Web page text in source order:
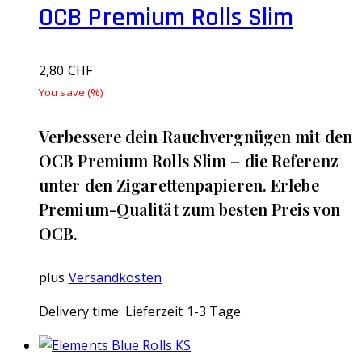
OCB Premium Rolls Slim
2,80 CHF
You save (%)
Verbessere dein Rauchvergnügen mit den
OCB Premium Rolls Slim – die Referenz
unter den Zigarettenpapieren. Erlebe
Premium-Qualität zum besten Preis von
OCB.
plus Versandkosten
Delivery time: Lieferzeit 1-3 Tage